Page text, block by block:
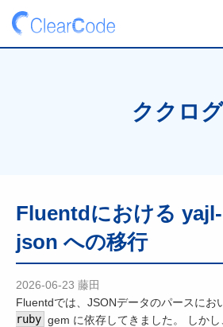
ククログ
Fluentdにおける
json への移行
2026-06-23 藤田
Fluentdでは、JSONデータのパースにお
ruby gem に依存してきました。 しか